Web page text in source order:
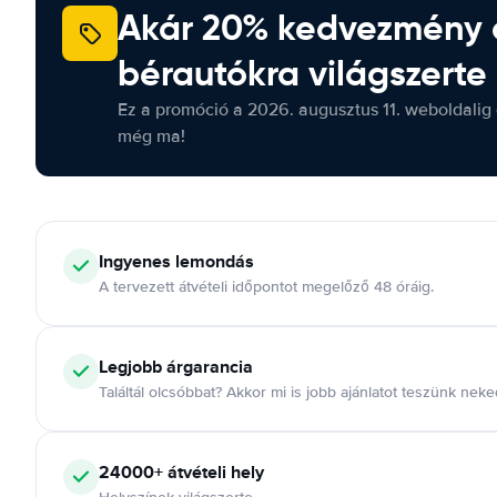
Akár 20% kedvezmény
bérautókra világszerte
Ez a promóció a 2026. augusztus 11.
még ma!
Ingyenes lemondás
A tervezett átvételi időpontot megelőző 48 óráig.
Legjobb árgarancia
Találtál olcsóbbat? Akkor mi is jobb ajánlatot teszünk
24000+ átvételi hely